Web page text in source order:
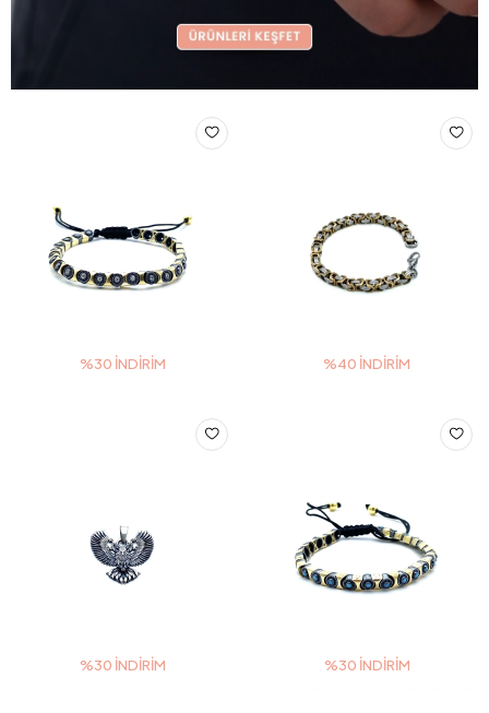
%30 İNDIRIM %40 İNDIRIM
%30 İNDIRIM %30 İNDIRIM